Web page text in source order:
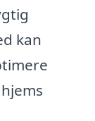
kan